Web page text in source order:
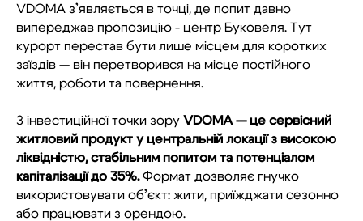
VDOMA з’являється в точці, де попит давно
випереджав пропозицію - центр Буковеля. Тут
курорт перестав бути лише місцем для коротких
заїздів — він перетворився на місце постійного
життя, роботи та повернення.
З інвестиційної точки зору VDOMA — це сервісний
житловий продукт у центральній локації з високою
ліквідністю, стабільним попитом та потенціалом
капіталізації до 35%.Формат дозволяє гнучко
використовувати об’єкт: жити, приїжджати сезонно
або працювати з орендою.